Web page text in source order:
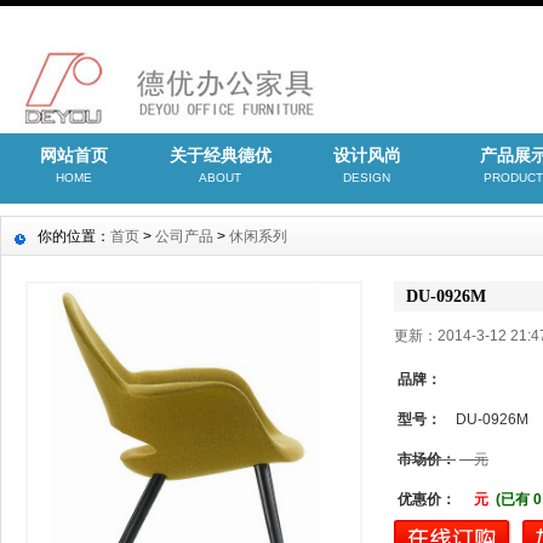
网站首页
HOME
关于经典德优
ABOUT
设计风尚
DESIGN
产品展
PRODUCT
你的位置： 首页 > 公司产品 > 休闲系列
DU-0926M
更新：2014-3-12
品牌：
型号： DU-0926M
市场价： 元
优惠价： 元 (已有